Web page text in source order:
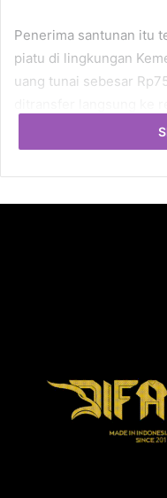
Penerima santunan itu
piatu di lingkungan
uang tunai sebesar
tahun kegiatan sosial
Korpri Kemenkes.
19, DWP dan Korpri
kegiatan dengan